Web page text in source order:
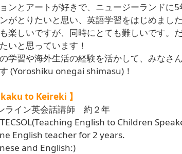
ンとアートが好きで、ニュージーランドに
がとりたいと思い、英語学習をはじめました
楽しいですが、同時にとても難しいです。
いと思っています！
学習や海外生活の経験を活かして、みなさ
(Yoroshiku onegai shimasu)！
to Keireki 】
ライン英会話講師 約２年
English to Children
English teacher for 2 years.
and English:)